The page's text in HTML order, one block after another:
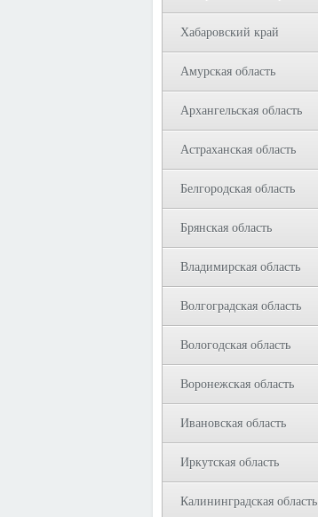
Хабаровский край
Амурская область
Архангельская область
Астраханская область
Белгородская область
Брянская область
Владимирская область
Волгоградская область
Вологодская область
Воронежская область
Ивановская область
Иркутская область
Калининградская область